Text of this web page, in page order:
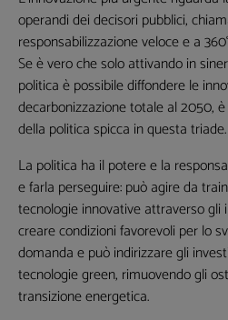
operandi dei decisori pubblici,
responsabilizzazione veloce e a
Se è vero che solo attivando in
politica è possibile diffondere le
decarbonizzazione totale al 2050,
della politica spicca in questa triade.
La politica ha il potere e la
e farla perseguire: può agire da
tecnologie innovative attraverso gli
creare condizioni favorevoli per lo
domanda e può indirizzare gli
tecnologie green, rimuovendo gli
transizione energetica.